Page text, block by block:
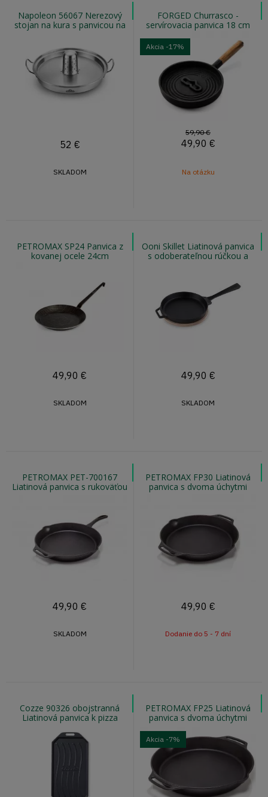
Napoleon 56067 Nerezový
stojan na kura s panvicou na
zeleninu
52 €
SKLADOM
FORGED Churrasco -
servírovacia panvica 18 cm
Akcia -17%
59,90 €
49,90 €
Na otázku
PETROMAX SP24 Panvica z
kovanej ocele 24cm
49,90 €
SKLADOM
Ooni Skillet Liatinová panvica
s odoberateľnou rúčkou a
49,90 €
SKLADOM
PETROMAX PET-700167
Liatinová panvica s rukoväťou
49,90 €
SKLADOM
PETROMAX FP30 Liatinová
panvica s dvoma úchytmi
49,90 €
Dodanie do 5 - 7 dní
Cozze 90326 obojstranná
Liatinová panvica k pizza
peciam
PETROMAX FP25 Liatinová
panvica s dvoma úchytmi
Akcia -7%